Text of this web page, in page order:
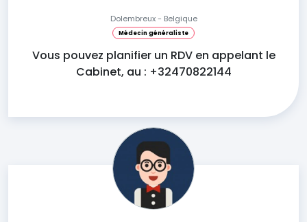
Dolembreux - Belgique
Médecin généraliste
Vous pouvez planifier un RDV en appelant le
Cabinet, au : +32470822144